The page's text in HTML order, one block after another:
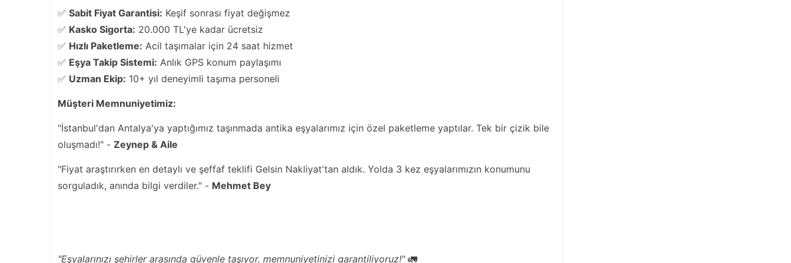
✅ Sabit Fiyat Garantisi: Keşif sonrası fiyat değişmez
✅ Kasko Sigorta: 20.000 TL'ye kadar ücretsiz
✅ Hızlı Paketleme: Acil taşımalar için 24 saat hizmet
✅ Eşya Takip Sistemi: Anlık GPS konum paylaşımı
✅ Uzman Ekip: 10+ yıl deneyimli taşıma personeli
Müşteri Memnuniyetimiz:
"İstanbul'dan Antalya'ya yaptığımız taşınmada antika eşyalarımız için özel paketleme yaptılar. Tek bir çizik bile
oluşmadı!" - Zeynep & Aile
"Fiyat araştırırken en detaylı ve şeffaf teklifi Gelsin Nakliyat'tan aldık. Yolda 3 kez eşyalarımızın konumunu
sorguladık, anında bilgi verdiler." - Mehmet Bey
"Eşyalarınızı şehirler arasında güvenle taşıyor, memnuniyetinizi garantiliyoruz!"🚛